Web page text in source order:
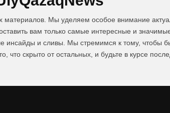
Мы уделяем особое внимание
вам только самые интересные и
инсайды и сливы. Мы стремимся к тому, чтобы
что скрыто от остальных, и будьте в курсе